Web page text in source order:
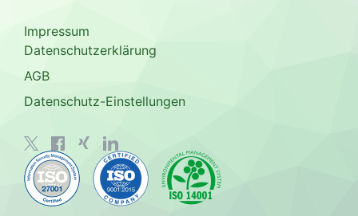
Impressum
Datenschutzerklärung
AGB
Datenschutz-Einstellungen